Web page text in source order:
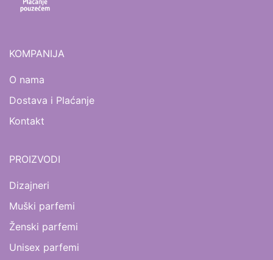
KOMPANIJA
O nama
Dostava i Plaćanje
Kontakt
PROIZVODI
Dizajneri
Muški parfemi
Ženski parfemi
Unisex parfemi